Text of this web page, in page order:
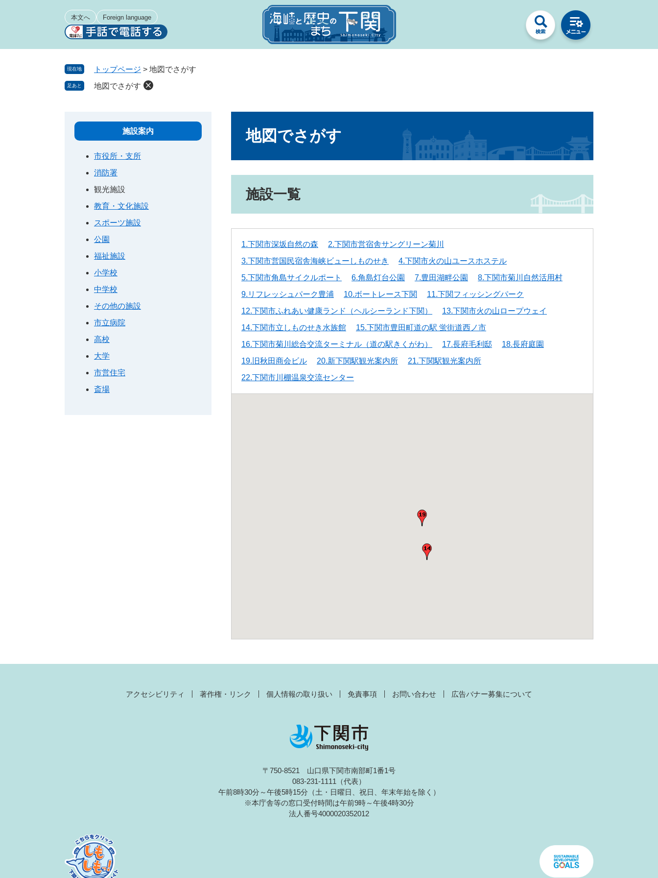
本文へ Foreign language
現在地 トップページ > 地図でさがす
足あと 地図でさがす
地図でさがす
施設一覧
1.下関市深坂自然の森
2.下関市営宿舎サングリーン菊川
3.下関市営国民宿舎海峡ビューしものせき
4.下関市火の山ユースホステル
5.下関市角島サイクルポート
6.角島灯台公園 7.豊田湖畔公園
8.下関市菊川自然活用村
9.リフレッシュパーク豊浦
10.ボートレース下関
11.下関フィッシングパーク
12.下関市ふれあい健康ランド（ヘルシーランド下関）
13.下関市火の山ロープウェイ
14.下関市立しものせき水族館
15.下関市豊田町道の駅 蛍街道西ノ市
16.下関市菊川総合交流ターミナル（道の駅きくがわ）
17.長府毛利邸
18.長府庭園
19.旧秋田商会ビル
20.新下関駅観光案内所
21.下関駅観光案内所
22.下関市川棚温泉交流センター
施設案内
市役所・支所
消防署
観光施設
教育・文化施設
スポーツ施設
公園
福祉施設
小学校
中学校
その他の施設
市立病院
高校
大学
市営住宅
斎場
アクセシビリティ 著作権・リンク 個人情報の取り扱い 免責事項 お問い合わせ 広告バナー募集について
〒750-8521 山口県下関市南部町1番1号
083-231-1111（代表）
午前8時30分～午後5時15分（土・日曜日、祝日、年末年始を除く）
※本庁舎等の窓口受付時間は午前9時～午後4時30分
法人番号4000020352012